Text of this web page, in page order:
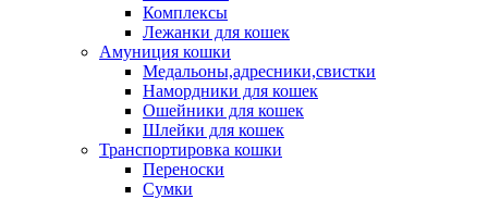
Комплексы
Лежанки для кошек
Амуниция кошки
Медальоны,адресники,свистки
Намордники для кошек
Ошейники для кошек
Шлейки для кошек
Транспортировка кошки
Переноски
Сумки